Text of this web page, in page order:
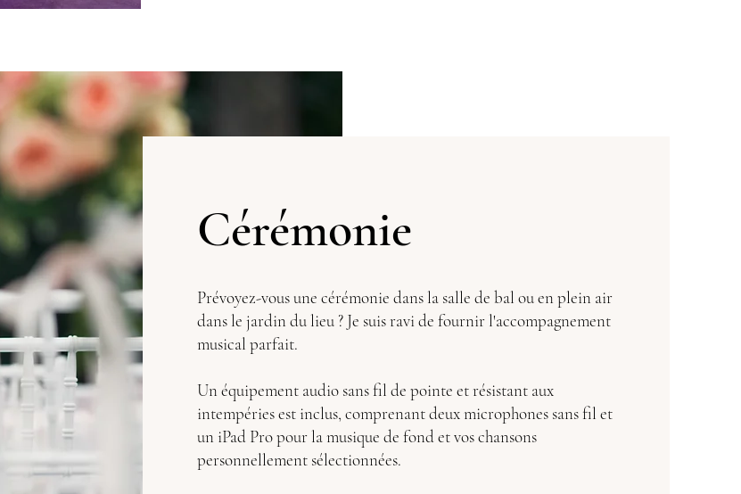
Cérémonie
Prévoyez-vous une cérémonie dans la salle de bal ou en plein air
dans le jardin du lieu ? Je suis ravi de fournir l'accompagnement
musical parfait.
Un équipement audio sans fil de pointe et résistant aux
intempéries est inclus, comprenant deux microphones sans fil et
un iPad Pro pour la musique de fond et vos chansons
personnellement sélectionnées.